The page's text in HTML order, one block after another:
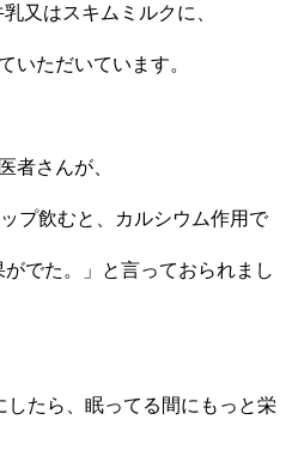
又はスキムミルクに、
いただいています。
者さんが、
プ飲むと、カルシウム作用で
でた。」と言っておられまし
したら、眠ってる間にもっと栄